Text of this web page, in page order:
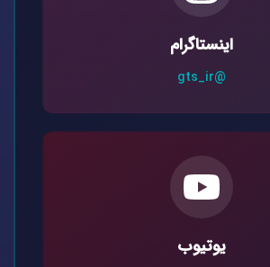
اینستاگرام
@gts_ir
یوتیوب